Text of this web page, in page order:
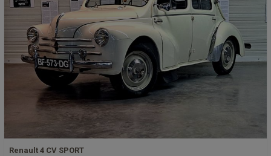
Renault 4 CV SPORT